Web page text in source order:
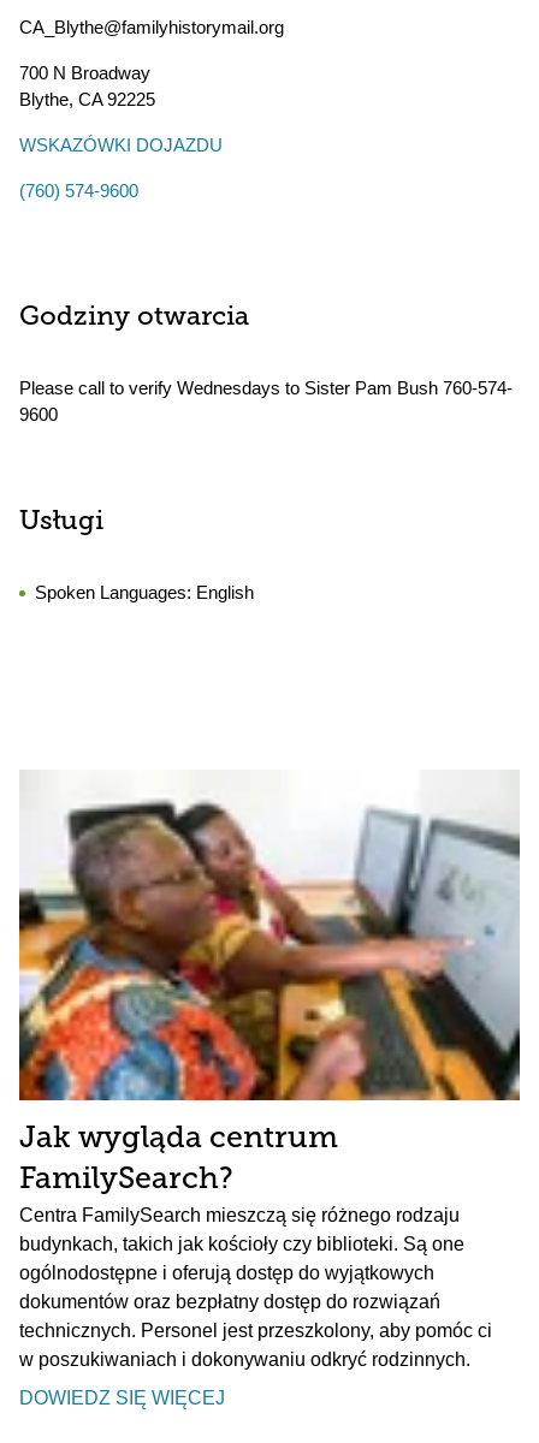
CA_Blythe@familyhistorymail.org
700 N Broadway
Blythe, CA92225
WSKAZÓWKI DOJAZDU
(760) 574-9600
Godziny otwarcia
Please call to verify Wednesdays to Sister Pam Bush 760-574-
9600
Usługi
Spoken Languages: English
Jak wygląda centrum
FamilySearch?
Centra FamilySearch mieszczą się różnego rodzaju
budynkach, takich jak kościoły czy biblioteki. Są one
ogólnodostępne i oferują dostęp do wyjątkowych
dokumentów oraz bezpłatny dostęp do rozwiązań
technicznych. Personel jest przeszkolony, aby pomóc ci
w poszukiwaniach i dokonywaniu odkryć rodzinnych.
DOWIEDZ SIĘ WIĘCEJ